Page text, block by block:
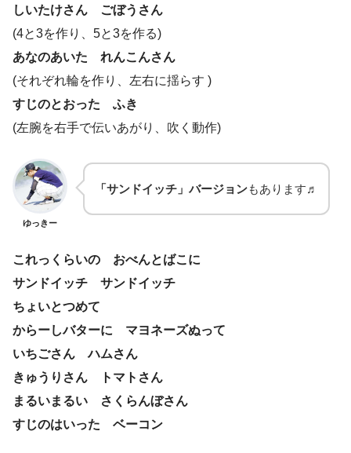
しいたけさん ごぼうさん
(4と3を作り、5と3を作る)
あなのあいた れんこんさん
(それぞれ輪を作り、左右に揺らす )
すじのとおった ふき
(左腕を右手で伝いあがり、吹く動作)
ゆっきー
「サンドイッチ」バージョンもあります♬
これっくらいの おべんとばこに
サンドイッチ サンドイッチ
ちょいとつめて
からーしバターに マヨネーズぬって
いちごさん ハムさん
きゅうりさん トマトさん
まるいまるい さくらんぼさん
すじのはいった ベーコン